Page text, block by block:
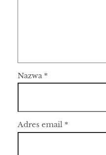
Nazwa *
Adres email *